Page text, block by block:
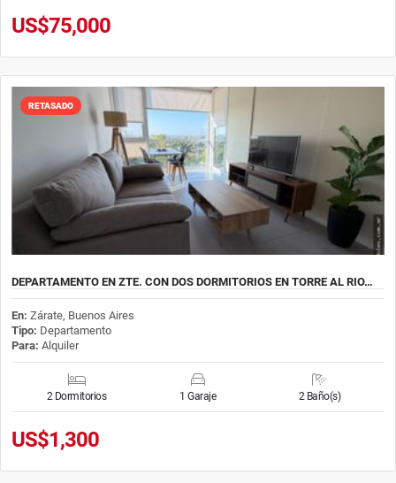
US$75,000
RETASADO
DEPARTAMENTO EN ZTE. CON DOS DORMITORIOS EN TORRE AL RIO…
En: Zárate, Buenos Aires
Tipo: Departamento
Para: Alquiler
2 Dormitorios 1 Garaje 2 Baño(s)
US$1,300